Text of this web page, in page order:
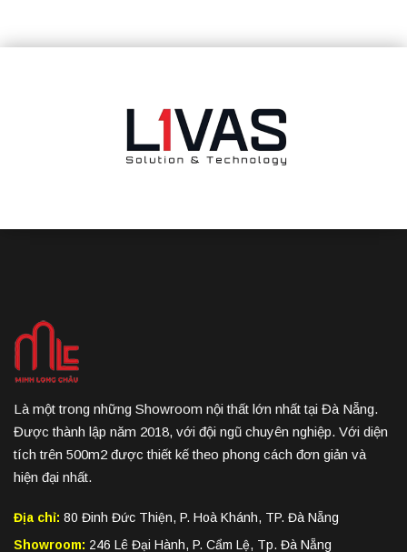
Là một trong những Showroom nội thất lớn nhất tại Đà Nẵng.
Được thành lập năm 2018, với đội ngũ chuyên nghiệp. Với diện
tích trên 500m2 được thiết kế theo phong cách đơn giản và
hiện đại nhất.
Địa chỉ: 80 Đinh Đức Thiện, P. Hoà Khánh, TP. Đà Nẵng
Showroom: 246 Lê Đại Hành, P. Cẩm Lệ, Tp. Đà Nẵng